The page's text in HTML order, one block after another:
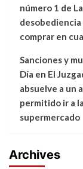
número 1 de
comprar en
Sanciones y
Día en El
absuelve a un
permitido ir a
supermercado
Archives